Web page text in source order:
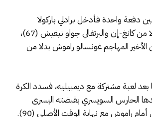
دفعة واحدة فأدخل برادلي باركولا
والإسباني رويس بدلا من كانغ-إن والبرتغالي جواو نيفيش (67)،
المهاجم غونسالو راموش بدلا من
لعبة مشتركة مع ديمبيليه، فسدد الكرة
الحارس السويسري بقبضته اليسرى